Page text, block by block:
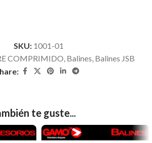
SKU: 1001-01
COMPRIMIDO Balines Balines JSB
te guste...